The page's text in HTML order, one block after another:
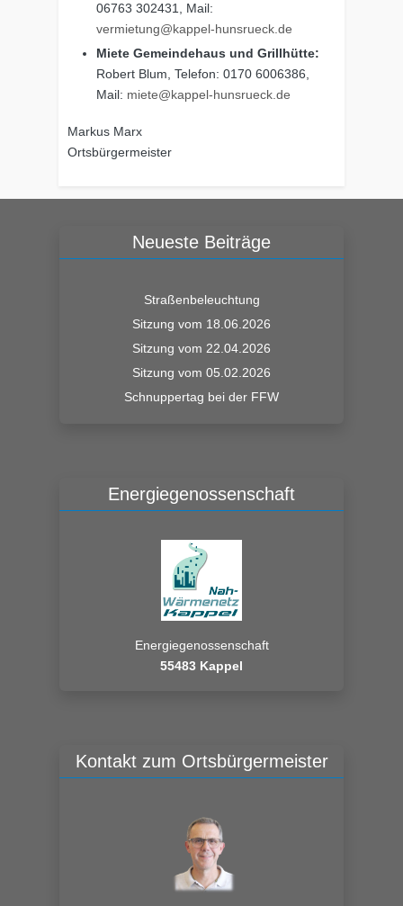
06763 302431, Mail:
vermietung@kappel-hunsrueck.de
Miete Gemeindehaus und Grillhütte:
Robert Blum, Telefon: 0170 6006386,
Mail: miete@kappel-hunsrueck.de
Markus Marx
Ortsbürgermeister
Neueste Beiträge
Straßenbeleuchtung
Sitzung vom 18.06.2026
Sitzung vom 22.04.2026
Sitzung vom 05.02.2026
Schnuppertag bei der FFW
Energiegenossenschaft
Energiegenossenschaft
55483 Kappel
Kontakt zum Ortsbürgermeister